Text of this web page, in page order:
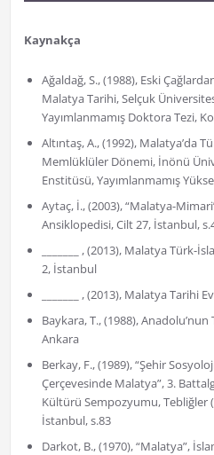
Kaynakça
Ağaldağ, S., (1988), Eski
Malatya Tarihi, Selçuk
Yayımlanmamış Doktora Tezi,
Altıntaş, A., (1992), Malatya’da
Memlüklüler Dönemi, İnönü
Enstitüsü, Yayımlanmamış
Aytaç, İ., (2003), “Malatya-
Ansiklopedisi, Cilt 27, İstanbul,
_______ , (2013), Malatya Türk-
2, İstanbul
_______ , (2013), Malatya Tarihi
Baykara, T., (1988),
Ankara
Berkay, F., (1989), “Şehir
Çerçevesinde Malatya”, 3.
Kültürü Sempozyumu, Tebliğler
İstanbul, s.83
Darkot, B., (1970), “Malatya”,